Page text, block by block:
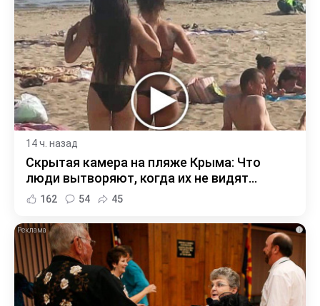
14 ч. назад
Скрытая камера на пляже Крыма: Что
люди вытворяют, когда их не видят...
162 54 45
i